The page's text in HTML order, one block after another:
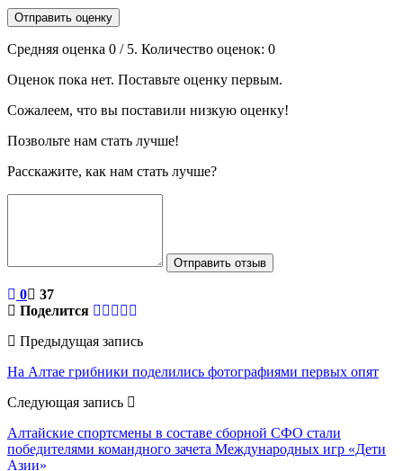
Отправить оценку
Средняя оценка 0 / 5. Количество оценок: 0
Оценок пока нет. Поставьте оценку первым.
Сожалеем, что вы поставили низкую оценку!
Позвольте нам стать лучше!
Расскажите, как нам стать лучше?
Отправить отзыв
0
37
Поделится
Предыдущая запись
На Алтае грибники поделились фотографиями первых опят
Следующая запись
Алтайские спортсмены в составе сборной СФО стали
победителями командного зачета Международных игр «Дети
Азии»